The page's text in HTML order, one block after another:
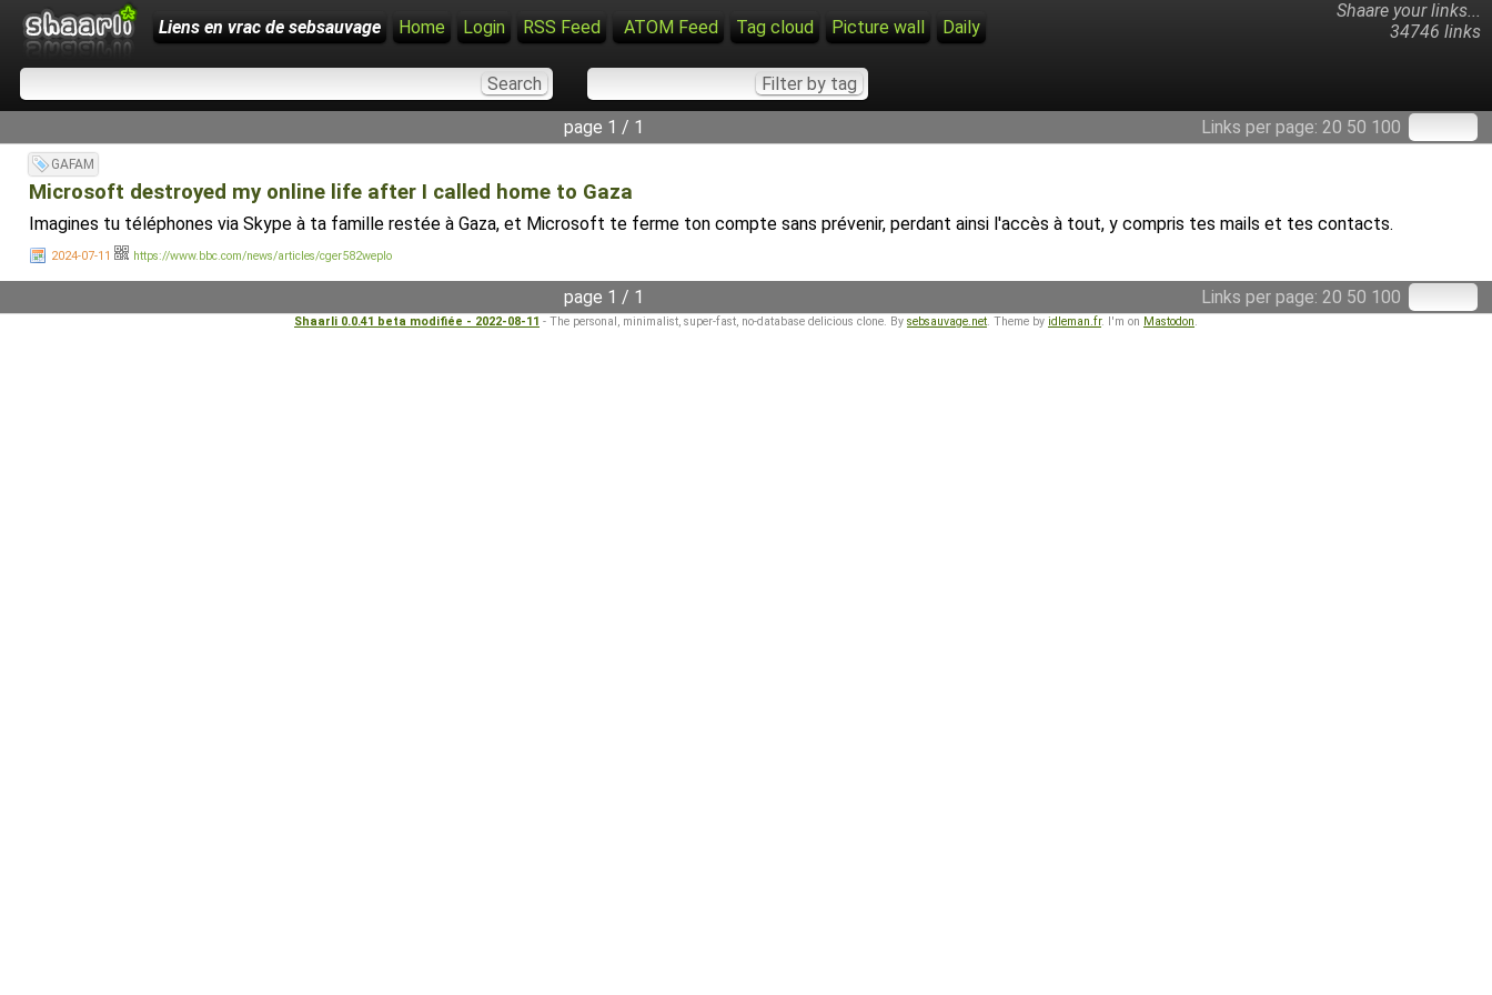
Shaare your links...
34746 links
Liens en vrac de sebsauvage Home Login RSS Feed ATOM Feed Tag cloud Picture wall Daily
Links per page: 20 50 100
page 1 / 1
GAFAM
Microsoft destroyed my online life after I called home to Gaza
Imagines tu téléphones via Skype à ta famille restée à Gaza, et Microsoft te ferme ton compte sans prévenir, perdant ainsi l'accès à tout, y compris tes mails et tes contacts.
2024-07-11 https://www.bbc.com/news/articles/cger582weplo
Links per page: 20 50 100
page 1 / 1
Shaarli 0.0.41 beta modifiée - 2022-08-11 - The personal, minimalist, super-fast, no-database delicious clone. By sebsauvage.net. Theme by idleman.fr. I'm on Mastodon.